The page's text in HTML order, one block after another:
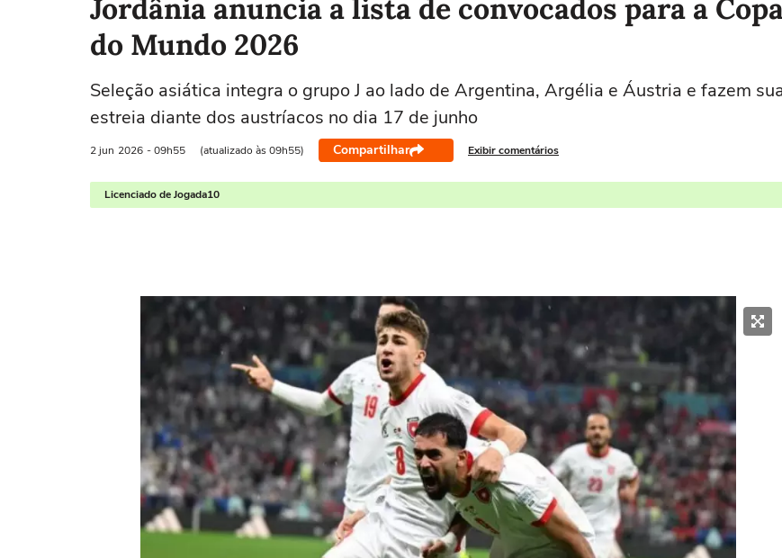
Jordânia anuncia a lista de convocados para a
do Mundo 2026
Seleção asiática integra o grupo J ao lado de Argentina, Argélia e Áustria e fazem
estreia diante dos austríacos no dia 17 de junho
2 jun 2026 - 09h55 (atualizado às 09h55) Compartilhar Exibir comentários
Licenciado de Jogada10